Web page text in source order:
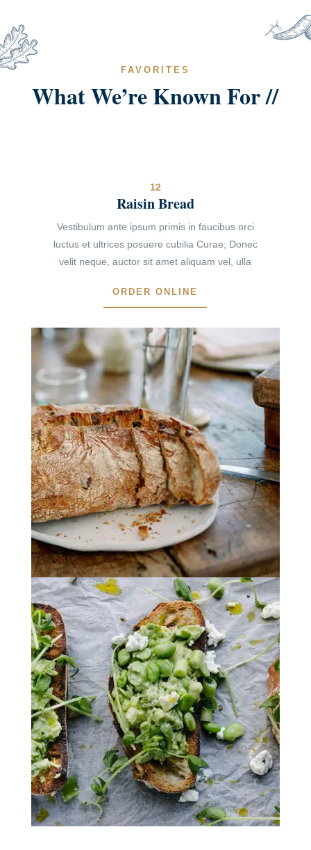
FAVORITES
What We’re Known For //
12
Raisin Bread
Vestibulum ante ipsum primis in faucibus orci
luctus et ultrices posuere cubilia Curae; Donec
velit neque, auctor sit amet aliquam vel, ulla
ORDER ONLINE